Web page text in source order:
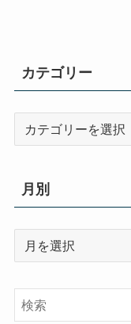
カテゴリー
リ
ー
月別